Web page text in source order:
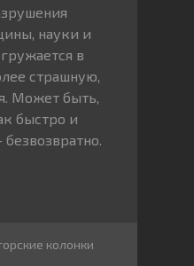
науки и
в
страшную,
Может быть,
быстро и
колонки